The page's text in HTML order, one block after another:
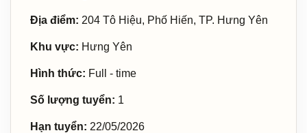
Địa điểm: 204 Tô Hiệu, Phố Hiến, TP. Hưng Yên
Khu vực: Hưng Yên
Hình thức: Full - time
Số lượng tuyển: 1
Hạn tuyển: 22/05/2026